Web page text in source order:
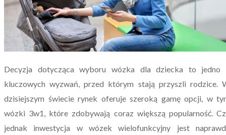
Decyzja dotycząca wyboru wózka dla dziecka to jedno
kluczowych wyzwań, przed którym stają przyszli rodzice.
dzisiejszym świecie rynek oferuje szeroką gamę opcji, w
wózki 3w1, które zdobywają coraz większą popularność.
jednak inwestycja w wózek wielofunkcyjny jest